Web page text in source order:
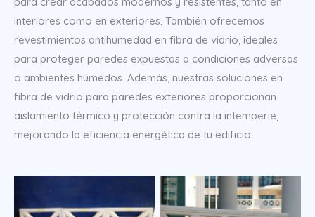
interiores como en exteriores. También ofrecemos
revestimientos antihumedad en fibra de vidrio, ideales
para proteger paredes expuestas a condiciones adversas
o ambientes húmedos. Además, nuestras soluciones en
fibra de vidrio para paredes exteriores proporcionan
aislamiento térmico y protección contra la intemperie,
mejorando la eficiencia energética de tu edificio.